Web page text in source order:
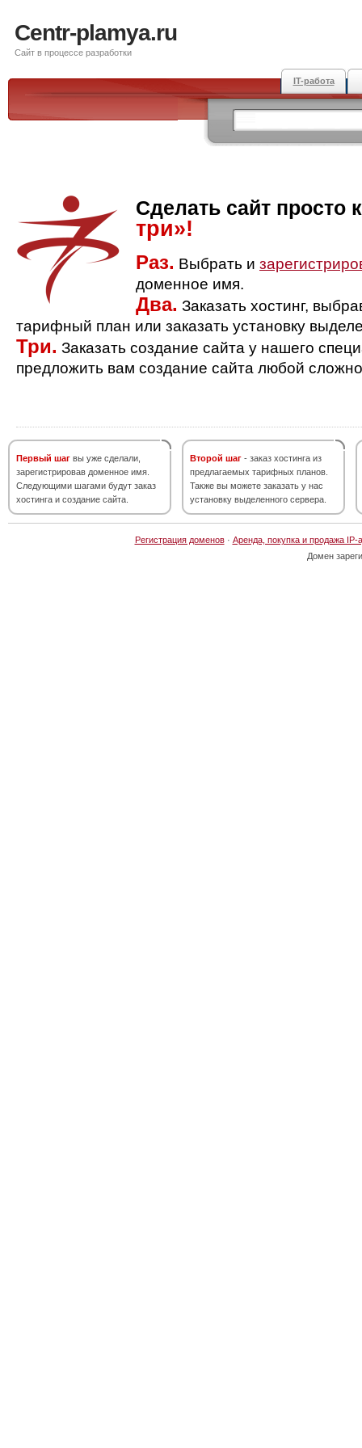
Centr-plamya.ru
Сайт в процессе разработки
IT-работа
Сделать сайт просто
три»!
Раз. Выбрать и
доменное имя.
Два. Заказать хостинг,
тарифный план или заказать установку
Три. Заказать создание сайта у нашего
предложить вам создание сайта любой
Первый шаг вы уже сделали,
зарегистрировав доменное имя.
Следующими шагами будут заказ
хостинга и создание сайта.
Второй шаг - заказ хостинга из
предлагаемых тарифных планов.
Также вы можете заказать у нас
установку выделенного сервера.
Регистрация доменов· Аренда, покупка и продажа IP-
Домен